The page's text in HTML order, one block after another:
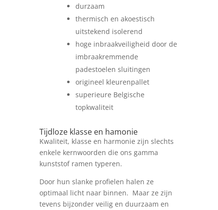
durzaam
thermisch en akoestisch
uitstekend isolerend
hoge inbraakveiligheid door de
imbraakremmende
padestoelen sluitingen
origineel kleurenpallet
superieure Belgische
topkwaliteit
Tijdloze klasse en hamonie
Kwaliteit, klasse en harmonie zijn slechts
enkele kernwoorden die ons gamma
kunststof ramen typeren.
Door hun slanke profielen halen ze
optimaal licht naar binnen. Maar ze zijn
tevens bijzonder veilig en duurzaam en